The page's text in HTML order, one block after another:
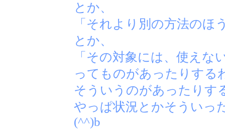
とか、
「それより別の方法のほ
とか、
「その対象には、使えな
ってものがあったりする
そういうのがあったりす
やっぱ状況とかそういっ
(^^)b